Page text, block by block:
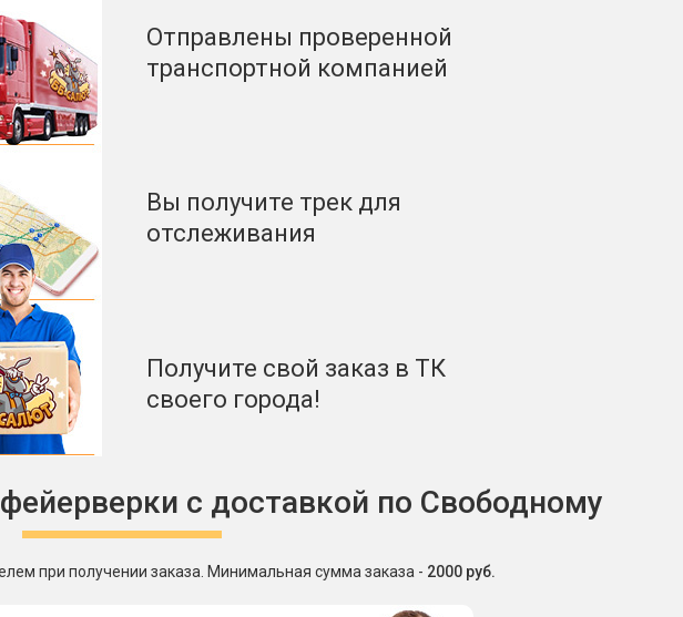
Отправлены проверенной
транспортной компанией
Вы получите трек для
отслеживания
Получите свой заказ в ТК
своего города!
с доставкой по Свободному
при получении заказа. Минимальная сумма заказа - 2000 руб.